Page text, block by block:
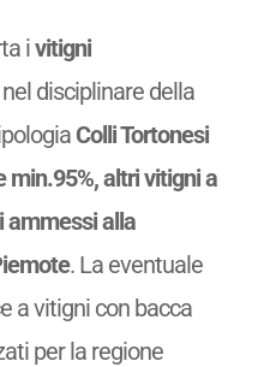
ivitigni
disciplinare della
Colli Tortonesi
min.95%, altri vitigni a
ammessi alla
. La eventuale
a vitigni con bacca
per la regione